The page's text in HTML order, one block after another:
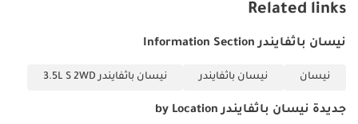
Related links
نيسان باثفايندر Information Section
نيسان نيسان باثفايندر نيسان باثفايندر 3.5L S 2WD
جديدة نيسان باثفايندر by Location